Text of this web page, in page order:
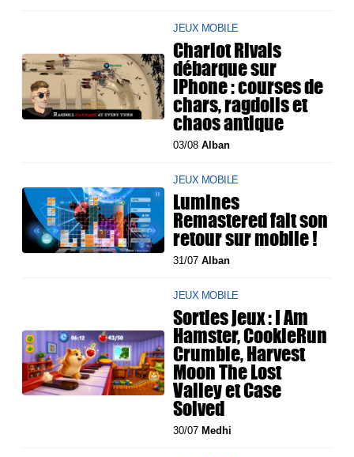
JEUX MOBILE
Chariot Rivals
débarque sur
iPhone : courses de
chars, ragdolls et
chaos antique
03/08Alban
JEUX MOBILE
Lumines
Remastered fait son
retour sur mobile !
31/07Alban
JEUX MOBILE
Sorties jeux : I Am
Hamster, CookieRun
Crumble, Harvest
Moon The Lost
Valley et Case
Solved
30/07 Medhi